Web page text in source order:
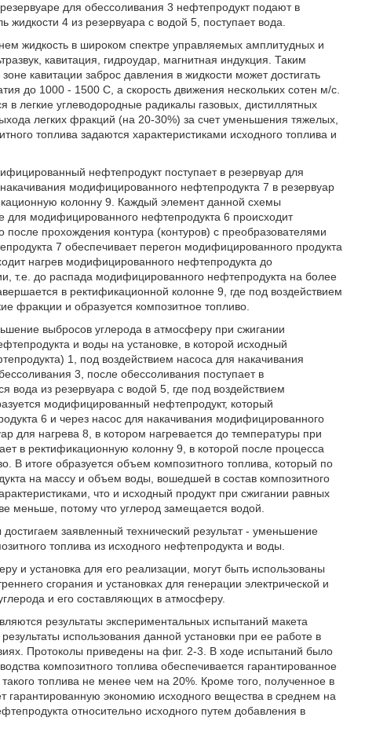
для обессоливания 3 нефтепродукт подают в
4 из резервуара с водой 5, поступает вода.
жидкость в широком спектре управляемых амплитудных и
кавитация, гидроудар, магнитная индукция. Таким
кавитации заброс давления в жидкости может достигать
до 1000 - 1500 С, а скорость движения нескольких сотен м/с.
легкие углеводородные радикалы газовых, дистиллятных
легких фракций (на 20-30%) за счет уменьшения тяжелых,
топлива задаются характеристиками исходного топлива и
нефтепродукт поступает в резервуар для
модифицированного нефтепродукта 7 в резервуар
колонну 9. Каждый элемент данной схемы
для модифицированного нефтепродукта 6 происходит
прохождения контура (контуров) с преобразователями
7 обеспечивает перегон модифицированного продукта
нагрев модифицированного нефтепродукта до
т.е. до распада модифицированного нефтепродукта на более
в ректификационной колонне 9, где под воздействием
фракции и образуется композитное топливо.
выбросов углерода в атмосферу при сжигании
и воды на установке, в которой исходный
1, под воздействием насоса для накачивания
3, после обессоливания поступает в
вода из резервуара с водой 5, где под воздействием
модифицированный нефтепродукт, который
6 и через насос для накачивания модифицированного
для нагрева 8, в котором нагревается до температуры при
в ректификационную колонну 9, в которой после процесса
В итоге образуется объем композитного топлива, который по
на массу и объем воды, вошедшей в состав композитного
что и исходный продукт при сжигании равных
меньше, потому что углерод замещается водой.
заявленный технический результат - уменьшение
топлива из исходного нефтепродукта и воды.
и установка для его реализации, могут быть использованы
сгорания и установках для генерации электрической и
и его составляющих в атмосферу.
результаты экспериментальных испытаний макета
использования данной установки при ее работе в
Протоколы приведены на фиг. 2-3. В ходе испытаний было
композитного топлива обеспечивается гарантированное
топлива не менее чем на 20%. Кроме того, полученное в
гарантированную экономию исходного вещества в среднем на
относительно исходного путем добавления в